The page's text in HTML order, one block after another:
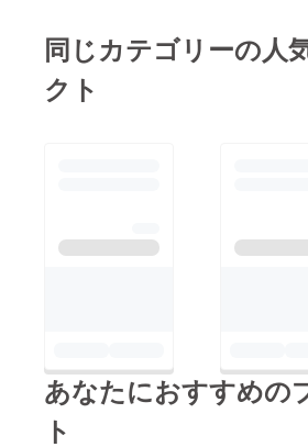
同じカテゴリーの人
クト
あなたにおすすめの
ト